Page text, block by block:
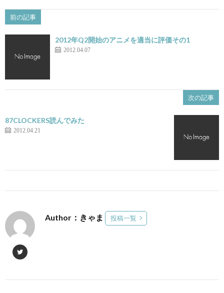
前の記事
2012年Q2開始のアニメを適当に評価その1
2012.04.07
次の記事
87CLOCKERS読んでみた
2012.04.21
Author：きゃま 投稿一覧